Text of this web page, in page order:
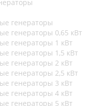
генераторы
генераторы 0,65 кВт
генераторы 1 кВт
генераторы 1,5 кВт
генераторы 2 кВт
генераторы 2,5 кВт
генераторы 3 кВт
генераторы 4 кВт
генераторы 5 кВт